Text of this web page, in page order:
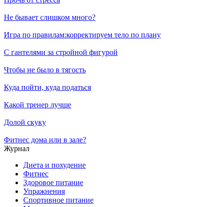
Не бывает слишком много?
Игра по правилам:корректируем тело по плану
С гантелями за стройной фигурой
Чтобы не было в тягость
Куда пойти, куда податься
Какой тренер лучше
Долой скуку
Фитнес дома или в зале?
Журнал
Диета и похудение
Фитнес
Здоровое питание
Упражнения
Спортивное питание